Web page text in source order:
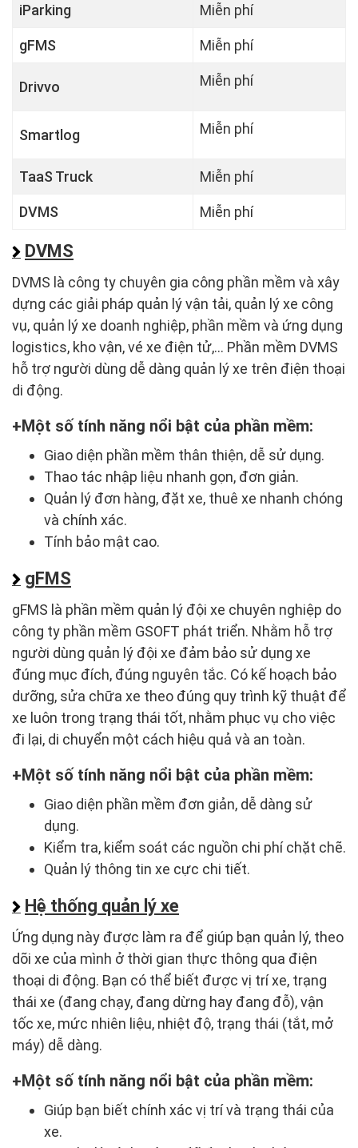
iParking Miễn phí
gFMS Miễn phí
Drivvo Miễn phí
Smartlog Miễn phí
TaaS Truck Miễn phí
DVMS Miễn phí
DVMS
DVMS là công ty chuyên gia công phần mềm và xây
dựng các giải pháp quản lý vận tải, quản lý xe công
vụ, quản lý xe doanh nghiệp, phần mềm và ứng dụng
logistics, kho vận, vé xe điện tử,... Phần mềm DVMS
hỗ trợ người dùng dễ dàng quản lý xe trên điện thoại
di động.
Một số tính năng nổi bật của phần mềm:
Giao diện phần mềm thân thiện, dễ sử dụng.
Thao tác nhập liệu nhanh gọn, đơn giản.
Quản lý đơn hàng, đặt xe, thuê xe nhanh chóng
và chính xác.
Tính bảo mật cao.
gFMS
gFMS là phần mềm quản lý đội xe chuyên nghiệp do
công ty phần mềm GSOFT phát triển. Nhằm hỗ trợ
người dùng quản lý đội xe đảm bảo sử dụng xe
đúng mục đích, đúng nguyên tắc. Có kế hoạch bảo
dưỡng, sửa chữa xe theo đúng quy trình kỹ thuật để
xe luôn trong trạng thái tốt, nhằm phục vụ cho việc
đi lại, di chuyển một cách hiệu quả và an toàn.
Một số tính năng nổi bật của phần mềm:
Giao diện phần mềm đơn giản, dễ dàng sử
dụng.
Kiểm tra, kiểm soát các nguồn chi phí chặt chẽ.
Quản lý thông tin xe cực chi tiết.
Hệ thống quản lý xe
Ứng dụng này được làm ra để giúp bạn quản lý, theo
dõi xe của mình ở thời gian thực thông qua điện
thoại di động. Bạn có thể biết được vị trí xe, trạng
thái xe (đang chạy, đang dừng hay đang đỗ), vận
tốc xe, mức nhiên liệu, nhiệt độ, trạng thái (tắt, mở
máy) dễ dàng.
Một số tính năng nổi bật của phần mềm:
Giúp bạn biết chính xác vị trí và trạng thái của
xe.